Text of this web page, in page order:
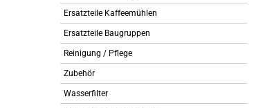
Ersatzteile Kaffeemühlen
Ersatzteile Baugruppen
Reinigung / Pflege
Zubehör
Wasserfilter